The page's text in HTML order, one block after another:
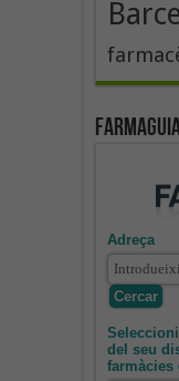
Adreça
del seu
farmàcies